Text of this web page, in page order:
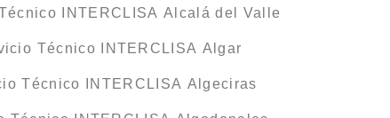
INTERCLISA Alcalá del Valle
Técnico INTERCLISA Algar
Técnico INTERCLISA Algeciras